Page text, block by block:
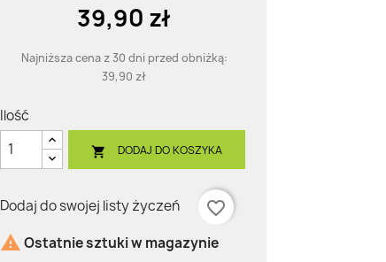
39,90 zł
Najniższa cena z 30 dni przed obniżką:
39,90 zł
Ilość
 DODAJ DO KOSZYKA
Dodaj do swojej listy życzeń
favorite_border
 Ostatnie sztuki w magazynie